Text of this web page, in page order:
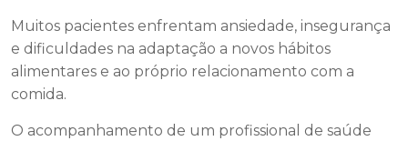
Muitos pacientes enfrentam ansiedade, insegurança
e dificuldades na adaptação a novos hábitos
alimentares e ao próprio relacionamento com a
comida.
O acompanhamento de um profissional de saúde